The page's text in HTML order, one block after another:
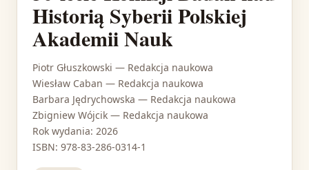
Historią Syberii Polskiej
Akademii Nauk
Piotr Głuszkowski — Redakcja naukowa
Wiesław Caban — Redakcja naukowa
Barbara Jędrychowska — Redakcja naukowa
Zbigniew Wójcik — Redakcja naukowa
Rok wydania: 2026
ISBN: 978-83-286-0314-1